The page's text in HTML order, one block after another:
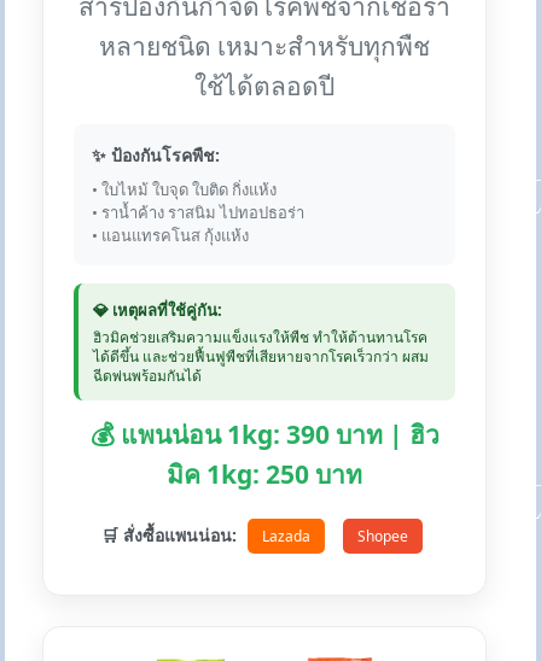
หลายชนิด เหมาะสำหรับทุกพืช
ใช้ได้ตลอดปี
✨ ป้องกันโรคพืช:
• ใบไหม้ ใบจุด ใบติด กิ่งแห้ง
• ราน้ำค้าง ราสนิม ไปทอปธอร่า
• แอนแทรคโนส กุ้งแห้ง
💎 เหตุผลที่ใช้คู่กัน:
ฮิวมิคช่วยเสริมความแข็งแรงให้พืช ทำให้ต้านทานโรค
ได้ดีขึ้น และช่วยฟื้นฟูพืชที่เสียหายจากโรคเร็วกว่า ผสม
ฉีดพ่นพร้อมกันได้
💰 แพนน่อน 1kg: 390 บาท | ฮิว
มิค 1kg: 250 บาท
🛒 สั่งซื้อแพนน่อน: Lazada Shopee